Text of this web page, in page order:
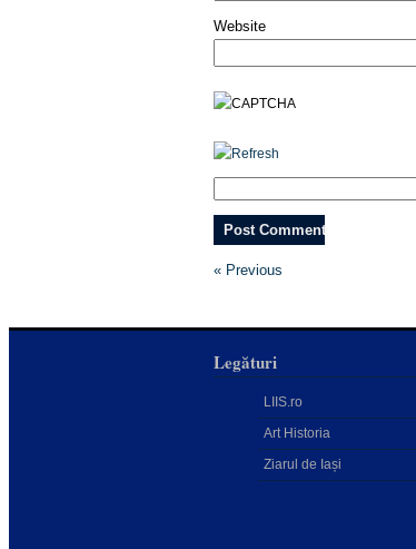
Website
« Previous
Legături
LIIS.ro
Art Historia
Ziarul de Iași